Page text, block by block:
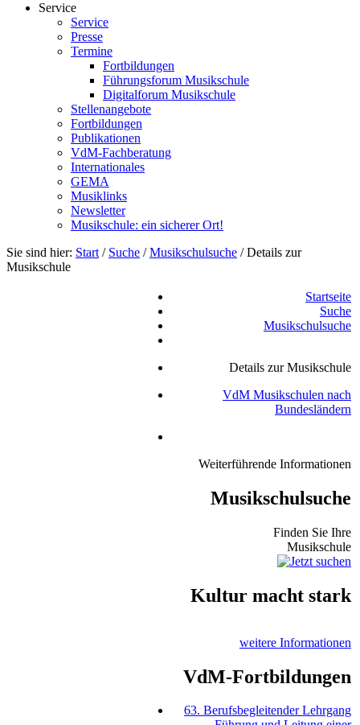
Service
Service
Presse
Termine
Fortbildungen
Führungsforum Musikschule
Digitalforum Musikschule
Stellenangebote
Fortbildungen
Publikationen
VdM-Fachberatung
Internationales
GEMA
Musiklinks
Newsletter
Musikschule: ein sicherer Ort!
Sie sind hier: Start / Suche /Musikschulsuche /Details zur
Musikschule
Startseite
Suche
Musikschulsuche
Details zur Musikschule
VdM Musikschulen nach
Bundesländern
Weiterführende Informationen
Musikschulsuche
Finden Sie Ihre
Musikschule
Kultur macht stark
weitere Informationen
VdM-Fortbildungen
63. Berufsbegleitender Lehrgang